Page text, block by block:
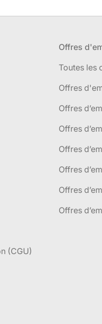
(CGU)
Offres
Toutes les
Offres
Offres
Offres
Offres
Offres
Offres